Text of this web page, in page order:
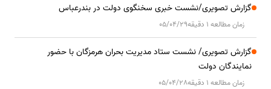
گزارش تصویری/نشست خبری سخنگوی دولت در بندرعباس
زمان مطالعه 1 دقیقه 05/04/29
گزارش تصویری/ نشست ستاد مدیریت بحران هرمزگان با حضور
نمایندگان دولت
زمان مطالعه 1 دقیقه 05/04/28